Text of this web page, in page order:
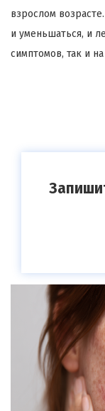
взрослом
и уменьшаться, и
симптомов, так и